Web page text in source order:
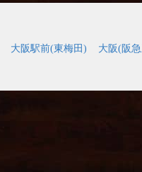
大阪駅前(東梅田) 大阪(阪